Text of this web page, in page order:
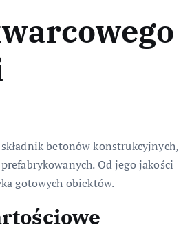
betonów konstrukcyjnych,
Od jego jakości
gotowych obiektów.